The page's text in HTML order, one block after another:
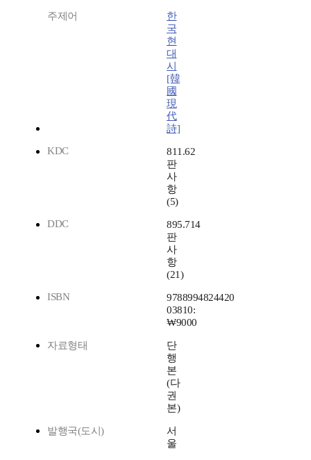
주제어
한
국
현
대
시
[韓
國
現
代
詩]
KDC
811.62
판
사
항
(5)
DDC
895.714
판
사
항
(21)
ISBN
9788994824420
03810:
₩9000
자료형태
단
행
본
(다
권
본)
발행국(도시)
서
울